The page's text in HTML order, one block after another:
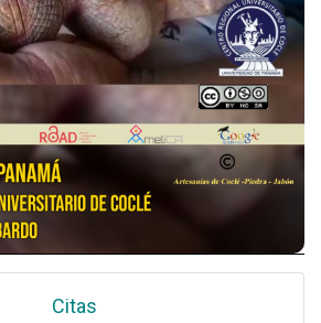
Citas